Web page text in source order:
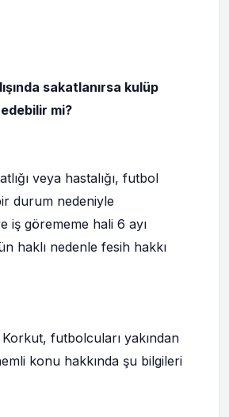
sakatlanırsa kulüp
mi?
veya hastalığı, futbol
durum nedeniyle
iş görememe hali 6 ayı
haklı nedenle fesih hakkı
futbolcuları yakından
konu hakkında şu bilgileri